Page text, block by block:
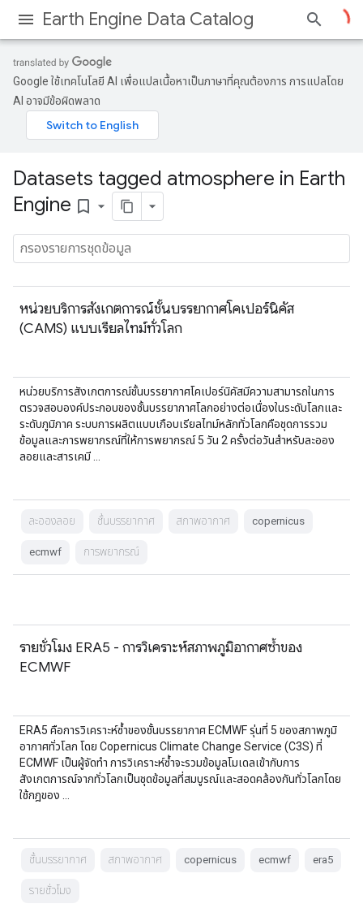
Earth Engine Data Catalog
Google ใช้เทคโนโลยี AI เพื่อแปลเนื้อหาเป็นภาษาที่คุณต้องการ การแปลโดย
AI อาจมีข้อผิดพลาด
Datasets tagged atmosphere in Earth
Engine bookmark_border
หน่วยบริการสังเกตการณ์ชั้นบรรยากาศโคเปอร์นิคัส
(CAMS) แบบเรียลไทม์ทั่วโลก
หน่วยบริการสังเกตการณ์ชั้นบรรยากาศโคเปอร์นิคัสมีความสามารถในการ
ตรวจสอบองค์ประกอบของชั้นบรรยากาศโลกอย่างต่อเนื่องในระดับโลกและ
ระดับภูมิภาค ระบบการผลิตแบบเกือบเรียลไทม์หลักทั่วโลกคือชุดการรวม
ข้อมูลและการพยากรณ์ที่ให้การพยากรณ์ 5 วัน 2 ครั้งต่อวันสำหรับละออง
ลอยและสารเคมี …
ละอองลอย ชั้นบรรยากาศ สภาพอากาศ copernicus
ecmwf การพยากรณ์
รายชั่วโมง ERA5 - การวิเคราะห์สภาพภูมิอากาศซ้ำของ
ECMWF
ERA5 คือการวิเคราะห์ซ้ำของชั้นบรรยากาศ ECMWF รุ่นที่ 5 ของสภาพภูมิ
อากาศทั่วโลก โดย Copernicus Climate Change Service (C3S) ที่
ECMWF เป็นผู้จัดทำ การวิเคราะห์ซ้ำจะรวมข้อมูลโมเดลเข้ากับการ
สังเกตการณ์จากทั่วโลกเป็นชุดข้อมูลที่สมบูรณ์และสอดคล้องกันทั่วโลกโดย
ใช้กฎของ …
ชั้นบรรยากาศ สภาพอากาศ copernicus ecmwf era5
รายชั่วโมง